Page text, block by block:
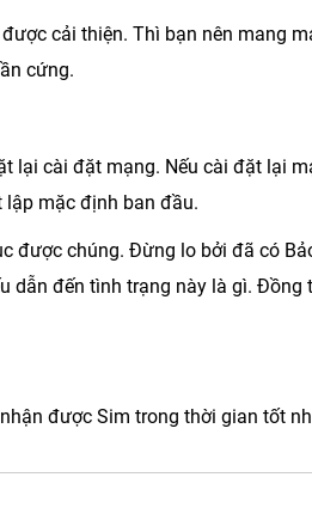
cải thiện. Thì bạn nên mang
cứng.
lại cài đặt mạng. Nếu cài đặt lại
mặc định ban đầu.
được chúng. Đừng lo bởi đã có
dẫn đến tình trạng này là gì. Đồng
được Sim trong thời gian tốt